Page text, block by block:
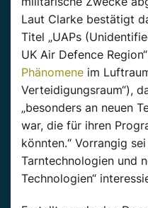
Laut Clarke bestätigt
Titel „UAPs
UK Air Defence
Phänomene im
Verteidigungsraum“),
„besonders an neuen
war, die für ihren
könnten.“ Vorrangig
Tarntechnologien und
Technologien“